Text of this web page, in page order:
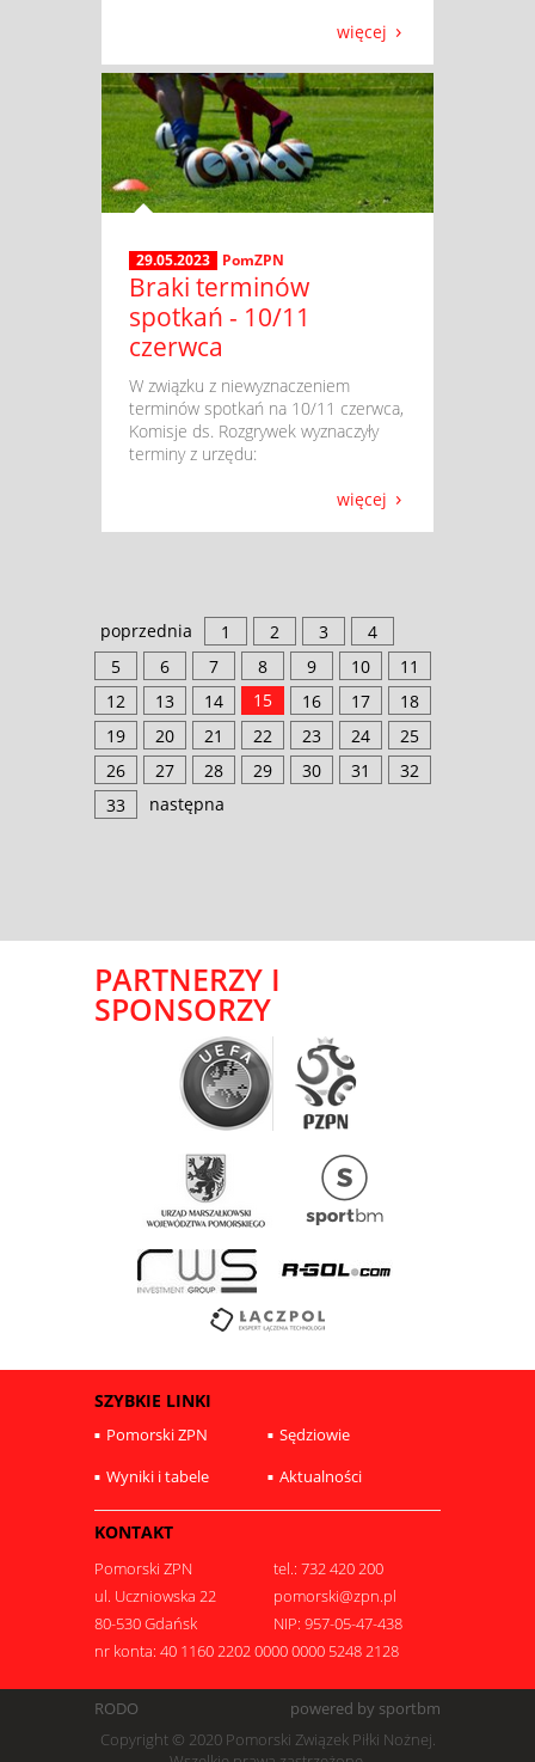
więcej
29.05.2023 PomZPN
Braki terminów
spotkań - 10/11
czerwca
​ W związku z niewyznaczeniem
terminów spotkań na 10/11 czerwca,
Komisje ds. Rozgrywek wyznaczyły
terminy z urzędu:
więcej
poprzednia 1 2 3
4
5
6 7 8 9 10
11
12
13 14 15 16 17
18
19
20 21 22 23 24
25
26
27 28 29 30 31
32
33
następna
PARTNERZY I
SPONSORZY
SZYBKIE LINKI
Pomorski ZPN
Sędziowie
Wyniki i tabele
Aktualności
KONTAKT
Pomorski ZPN
tel.: 732 420 200
ul. Uczniowska 22
pomorski@zpn.pl
80-530 Gdańsk
NIP: 957-05-47-438
nr konta: 40 1160 2202 0000 0000 5248 2128
RODO
powered by sportbm
Copyright © 2020 Pomorski Związek Piłki Nożnej.